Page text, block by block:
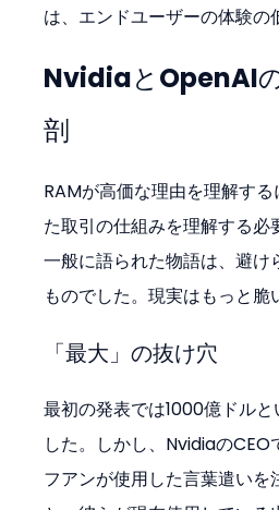
は、エンドユーザーの体験の
NvidiaとOpenAI
剖
RAMが高価な理由を理解す
た取引の仕組みを理解する必
一般に語られた物語は、避け
ものでした。現実はもっと脆
「最大」の抜け穴
最初の発表では1000億ドル
した。しかし、NvidiaのCEO
フアンが使用した言葉遣いを